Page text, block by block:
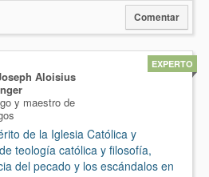
Comentar
Aloisius
y maestro de
de la Iglesia Católica y
teología católica y filosofía,
del pecado y los escándalos en
EXPERTO